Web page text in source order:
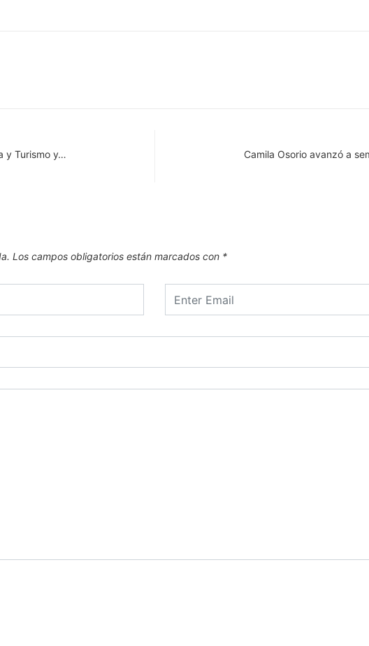
y Turismo y… Camila Osorio avanzó a
Los campos obligatorios están marcados con *